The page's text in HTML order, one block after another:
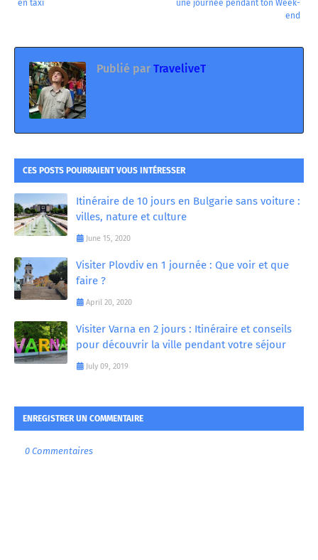
une journée pendant ton Week-
end
en taxi
Publié par TraveliveT
CES POSTS POURRAIENT VOUS INTÉRESSER
Itinéraire de 10 jours en Bulgarie sans voiture :
villes, nature et culture
June 15, 2020
Visiter Plovdiv en 1 journée : Que voir et que
faire ?
April 20, 2020
Visiter Varna en 2 jours : Itinéraire et conseils
pour découvrir la ville pendant votre séjour
July 09, 2019
ENREGISTRER UN COMMENTAIRE
0 Commentaires